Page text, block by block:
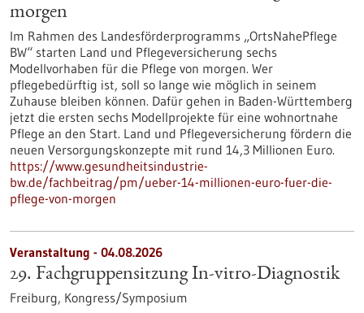
morgen
Im Rahmen des Landesförderprogramms „OrtsNahePflege
BW“ starten Land und Pflegeversicherung sechs
Modellvorhaben für die Pflege von morgen. Wer
pflegebedürftig ist, soll so lange wie möglich in seinem
Zuhause bleiben können. Dafür gehen in Baden-Württemberg
jetzt die ersten sechs Modellprojekte für eine wohnortnahe
Pflege an den Start. Land und Pflegeversicherung fördern die
neuen Versorgungskonzepte mit rund 14,3 Millionen Euro.
https://www.gesundheitsindustrie-
bw.de/fachbeitrag/pm/ueber-14-millionen-euro-fuer-die-
pflege-von-morgen
Veranstaltung - 04.08.2026
29. Fachgruppensitzung In-vitro-Diagnostik
Freiburg, Kongress/Symposium